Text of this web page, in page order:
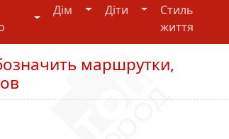
Для нього
Дім Дім Діти ДітиСтиль
життя
маршрутки,